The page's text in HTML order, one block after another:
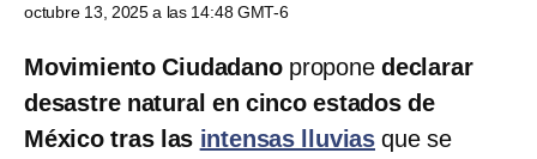
octubre 13, 2025 a las 14:48 GMT-6
Movimiento Ciudadanoproponedeclarar
desastre natural en cinco estados de
México tras las intensas lluvias que se